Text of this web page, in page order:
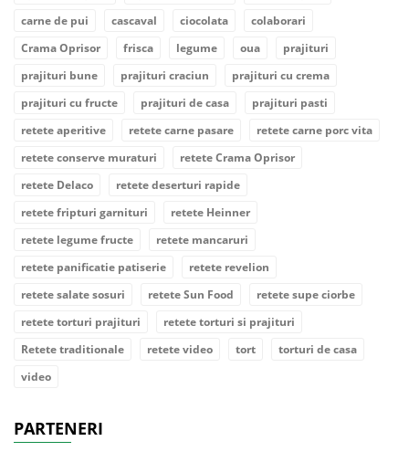
carne de pui
cascaval ciocolata
colaborari
Crama Oprisor
frisca legume oua
prajituri
prajituri bune
prajituri craciun
prajituri cu crema
prajituri cu fructe
prajituri de casa
prajituri pasti
retete aperitive
retete carne pasare
retete carne porc vita
retete conserve muraturi
retete Crama Oprisor
retete Delaco
retete deserturi rapide
retete fripturi garnituri
retete Heinner
retete legume fructe
retete mancaruri
retete panificatie patiserie
retete revelion
retete salate sosuri
retete Sun Food
retete supe ciorbe
retete torturi prajituri
retete torturi si prajituri
Retete traditionale
retete video tort
torturi de casa
video
PARTENERI